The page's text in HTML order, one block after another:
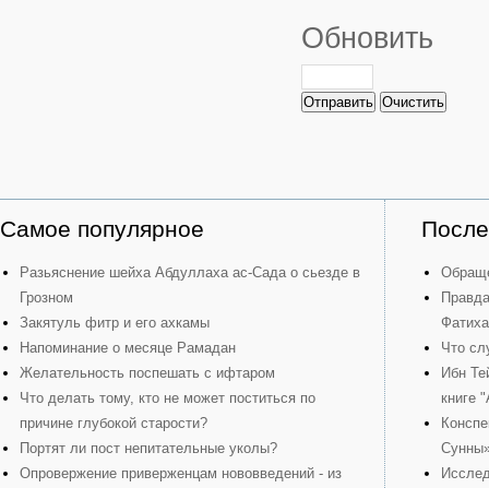
Обновить
Отправить Очистить
Самое популярное
Разьяснение шейха Абдуллаха ас-Сада о сьезде в
Грозном
Закятуль фитр и его ахкамы
Напоминание о месяце Рамадан
Желательность поспешать с ифтаром
Что делать тому, кто не может поститься по
причине глубокой старости?
Портят ли пост непитательные уколы?
Опровержение приверженцам нововведений - из
Что
Ибн
книге